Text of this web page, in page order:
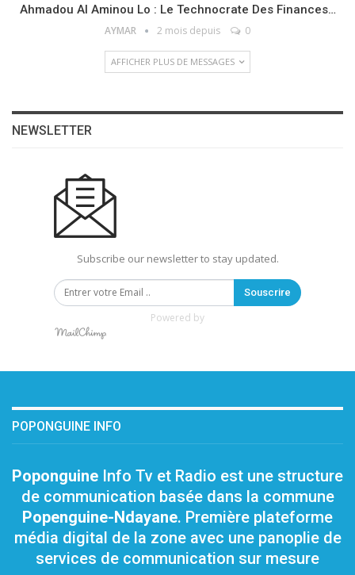
Ahmadou Al Aminou Lo : Le Technocrate Des Finances…
AYMAR 2 mois depuis 0
AFFICHER PLUS DE MESSAGES
NEWSLETTER
Subscribe our newsletter to stay updated.
Souscrire
Powered by
POPONGUINE INFO
Poponguine Info Tv et Radio est une structure
de communication basée dans la commune
Popenguine-Ndayane. Première plateforme
média digital de la zone avec une panoplie de
services de communication sur mesure